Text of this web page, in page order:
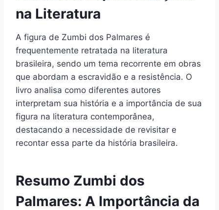
na Literatura
A figura de Zumbi dos Palmares é
frequentemente retratada na literatura
brasileira, sendo um tema recorrente em obras
que abordam a escravidão e a resistência. O
livro analisa como diferentes autores
interpretam sua história e a importância de sua
figura na literatura contemporânea,
destacando a necessidade de revisitar e
recontar essa parte da história brasileira.
Resumo Zumbi dos
Palmares: A Importância da